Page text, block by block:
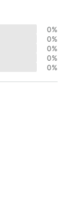
0%
0%
0%
0%
0%